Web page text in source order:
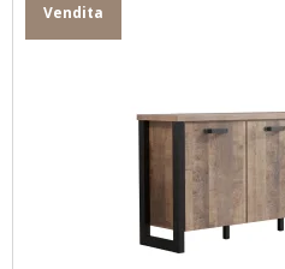
Vendita